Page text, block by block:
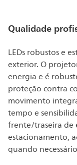
Qualidade
LEDs robustos e
exterior. O
energia e é
proteção contra
movimento
tempo e
frente/traseira de
estacionamento,
quando